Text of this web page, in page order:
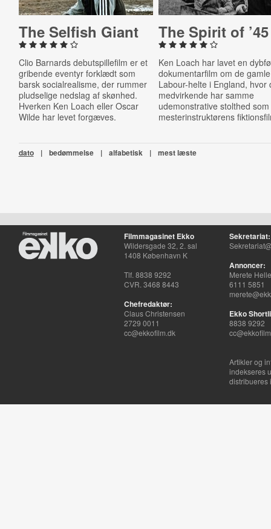
The Selfish Giant
Clio Barnards debutspillefilm er et
gribende eventyr forklædt som
barsk socialrealisme, der rummer
pludselige nedslag af skønhed.
Hverken Ken Loach eller Oscar
Wilde har levet forgæves.
The Spirit of ’45
Ken Loach har lavet en
dokumentarfilm om de gamle
Labour-helte i England, hvor
medvirkende har samme
udemonstrative stolthed
mesterinstruktørens
dato | bedømmelse | alfabetisk | mest læste
Filmmagasinet Ekko
Wildersgade 32, 2. sal
1408 København K
Tlf. 8838 9292
CVR. 3468 8443
Chefredaktør:
Claus Christensen
2729 0011
cc@ekkofilm.dk
Sekretariat:
Annoncer:
Merete
6111 5851
Ekko
8838 9292
Artikler og
indekseres
distribueres